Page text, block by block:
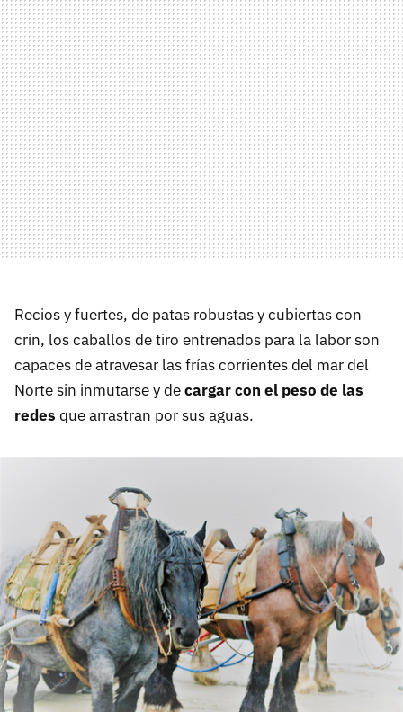
Recios y fuertes, de patas robustas y cubiertas con
crin, los caballos de tiro entrenados para la labor son
capaces de atravesar las frías corrientes del mar del
Norte sin inmutarse y decargar con el peso de las
redes que arrastran por sus aguas.